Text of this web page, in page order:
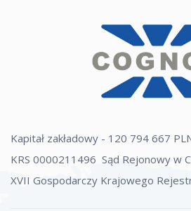
Kapitał zakładowy - 120 794 667
KRS 0000211496 Sąd Rejonowy w
XVII Gospodarczy Krajowego